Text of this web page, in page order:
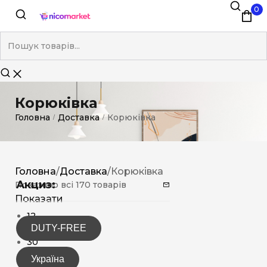
0
Корюківка
Головна / Доставка / Корюківка
Акциз:
DUTY-FREE
Україна
Головна/Доставка/Корюківка
Показано всі 170 товарів
Показати
12
15
30